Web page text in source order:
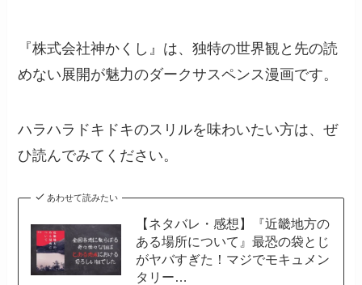
『株式会社神かくし』は、独特の世界観と先の読
めない展開が魅力のダークサスペンス漫画です。
ハラハラドキドキのスリルを味わいたい方は、ぜ
ひ読んでみてください。
あわせて読みたい
【ネタバレ・感想】『近畿地方の
ある場所について』最恐の袋とじ
がヤバすぎた！マジでモキュメン
タリー…